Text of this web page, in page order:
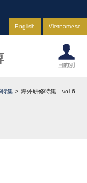
English Vietnamese
特集 海外研修特集 vol.6